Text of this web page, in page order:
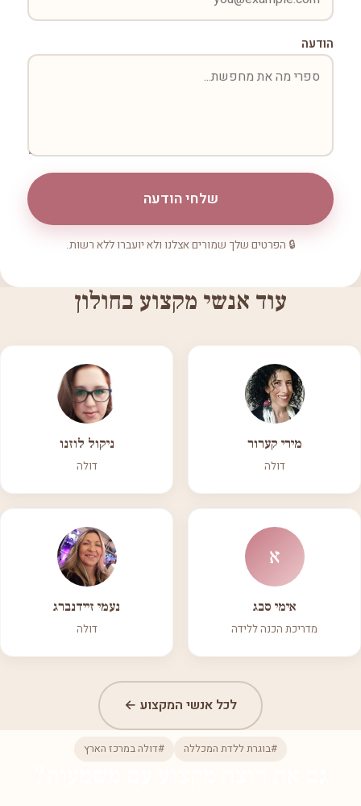
הודעה
שלחי הודעה
🔒 הפרטים שלך שמורים אצלנו ולא יועברו ללא רשות.
עוד אנשי מקצוע בחולון
מירי קערור
דולה
ניקול לוזנו
דולה
א
אימי סבג
מדריכת הכנה ללידה
נעמי זיידנברג
דולה
לכל אנשי המקצוע ←
#בוגרת ללדת המכללה #דולה במרכז הארץ